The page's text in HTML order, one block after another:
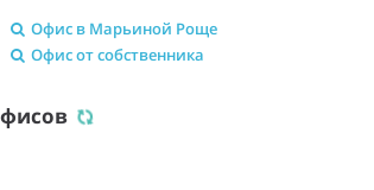
Офис в Марьиной Роще
Офис от собственника